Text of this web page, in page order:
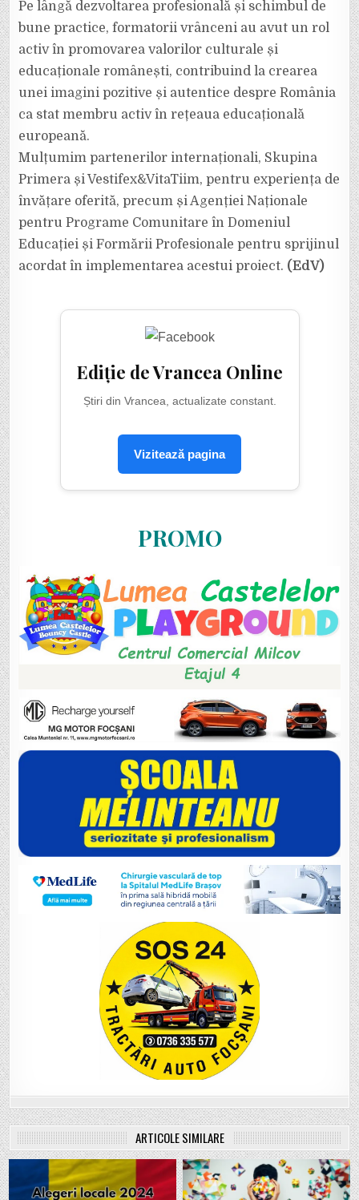
Pe lângă dezvoltarea profesională și schimbul de
bune practice, formatorii vrânceni au avut un rol
activ în promovarea valorilor culturale și
educaționale românești, contribuind la crearea
unei imagini pozitive și autentice despre România
ca stat membru activ în rețeaua educațională
europeană.
Mulțumim partenerilor internaționali, Skupina
Primera și Vestifex&VitaTiim, pentru experiența de
învățare oferită, precum și Agenției Naționale
pentru Programe Comunitare în Domeniul
Educației și Formării Profesionale pentru sprijinul
acordat în implementarea acestui proiect. (EdV)
Ediție de Vrancea Online
Știri din Vrancea, actualizate constant.
Vizitează pagina
PROMO
ARTICOLE SIMILARE